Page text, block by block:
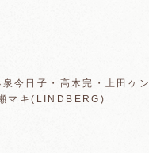
今日子・高木完・上田ケン
マキ(LINDBERG)